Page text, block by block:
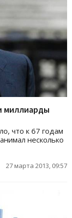
миллиарды
что к 67 годам
несколько
27 марта 2013, 09:57